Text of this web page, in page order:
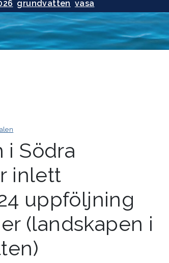
grundvatten vasa
i Södra
inlett
uppföljning
(landskapen i